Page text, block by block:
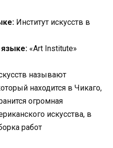
Институт искусств в
языке: «Art Institute»
называют
находится в Чикаго,
огромная
искусства, в
работ